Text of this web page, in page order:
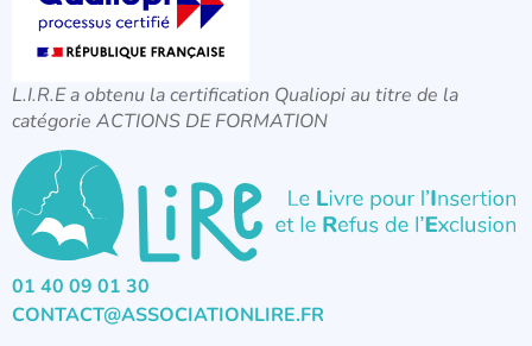
L.I.R.E a obtenu la certification Qualiopi au titre de la
catégorie ACTIONS DE FORMATION
01 40 09 01 30
CONTACT@ASSOCIATIONLIRE.FR